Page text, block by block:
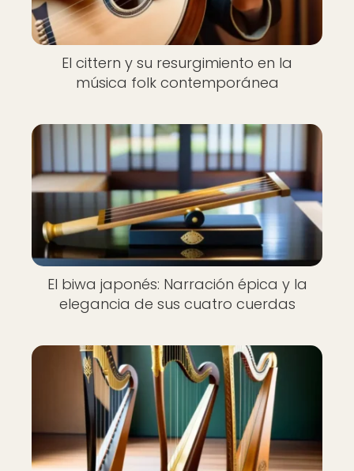
El cittern y su resurgimiento en la
música folk contemporánea
El biwa japonés: Narración épica y la
elegancia de sus cuatro cuerdas